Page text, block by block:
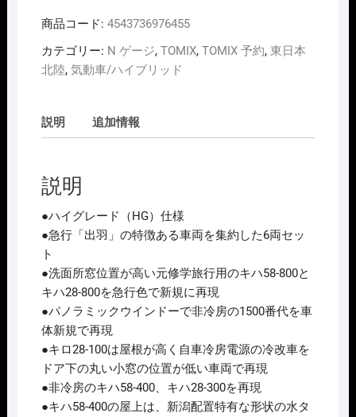
ｼﾞ
TOMIX
97645
58
系
行
ﾃﾞ
ｨ
ｰ
ｾﾞ
ﾙ
ｶ
ｰ
(出
羽)
ｾ
ｯ
ﾄ
商品コード: 4543736976455
カテゴリー: N ゲージ, TOMIX, TOMIX 予約, 東日本
北陸, 気動車/ハイブリッド
説明 追加情報
説明
●ハイグレード（HG）仕様
●急行「出羽」の特徴ある車両を集約した6両セッ
ト
●洗面所窓位置が高い元修学旅行用のキハ58-800と
キハ28-800を急行色で新規に再現
●パノラミックウインドーで非冷房の1500番代を車
体新規で再現
●キロ28-100は屋根が高く自車冷房電源の冷改車を
ドア下の丸い小窓の位置が低い車両で再現
●非冷房のキハ58-400、キハ28-300を再現
●キハ58-400の屋上は、新潟配置特有な形状の水タ